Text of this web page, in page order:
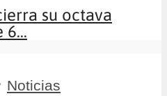
su octava
6...
Noticias